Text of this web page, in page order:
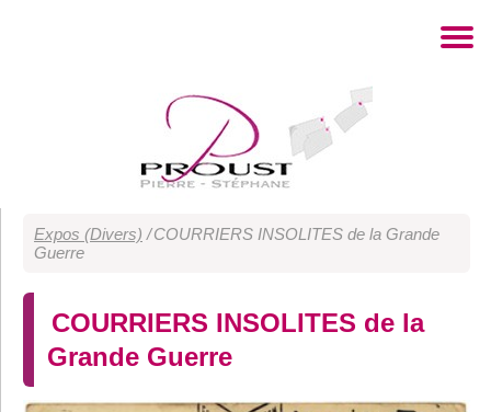
Expos (Divers) /COURRIERS INSOLITES de la Grande
Guerre
COURRIERS INSOLITES de la
Grande Guerre